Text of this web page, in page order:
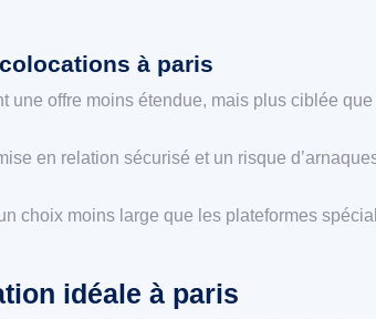
à paris
une offre moins étendue, mais plus ciblée
en relation sécurisé et un risque
choix moins large que les plateformes
idéale à paris